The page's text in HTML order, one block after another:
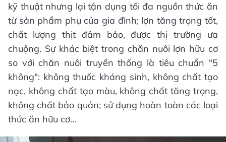
kỹ thuật nhưng lại tận dụng tối đa nguồn thức ăn
từ sản phẩm phụ của gia đình; lợn tăng trọng tốt,
chất lượng thịt đảm bảo, được thị trường ưa
chuộng. Sự khác biệt trong chăn nuôi lợn hữu cơ
so với chăn nuôi truyền thống là tiêu chuẩn "5
không": không thuốc kháng sinh, không chất tạo
nạc, không chất tạo màu, không chất tăng trọng,
không chất bảo quản; sử dụng hoàn toàn các loại
thức ăn hữu cơ…